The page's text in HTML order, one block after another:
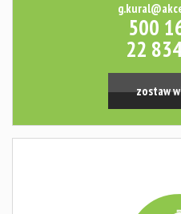
500
22
zostaw